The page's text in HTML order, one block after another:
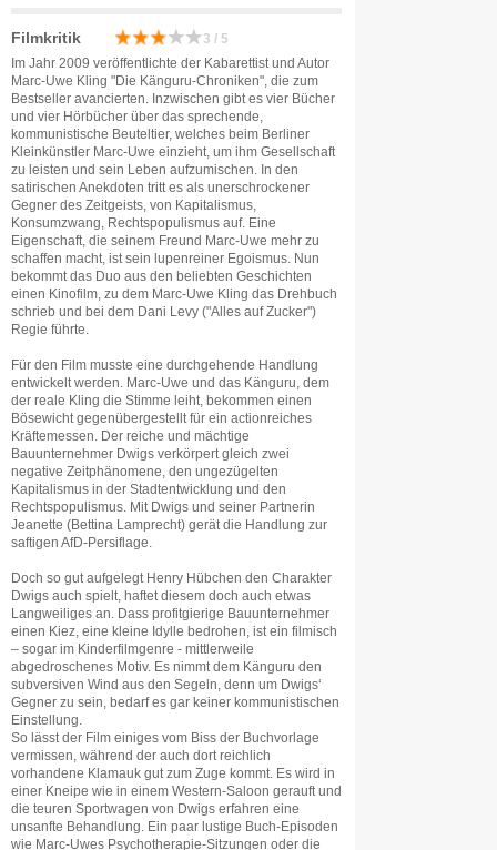
Filmkritik 3 / 5
Im Jahr 2009 veröffentlichte der Kabarettist und Autor
Marc-Uwe Kling "Die Känguru-Chroniken", die zum
Bestseller avancierten. Inzwischen gibt es vier Bücher
und vier Hörbücher über das sprechende,
kommunistische Beuteltier, welches beim Berliner
Kleinkünstler Marc-Uwe einzieht, um ihm Gesellschaft
zu leisten und sein Leben aufzumischen. In den
satirischen Anekdoten tritt es als unerschrockener
Gegner des Zeitgeists, von Kapitalismus,
Konsumzwang, Rechtspopulismus auf. Eine
Eigenschaft, die seinem Freund Marc-Uwe mehr zu
schaffen macht, ist sein lupenreiner Egoismus. Nun
bekommt das Duo aus den beliebten Geschichten
einen Kinofilm, zu dem Marc-Uwe Kling das Drehbuch
schrieb und bei dem Dani Levy ("Alles auf Zucker")
Regie führte.
Für den Film musste eine durchgehende Handlung
entwickelt werden. Marc-Uwe und das Känguru, dem
der reale Kling die Stimme leiht, bekommen einen
Bösewicht gegenübergestellt für ein actionreiches
Kräftemessen. Der reiche und mächtige
Bauunternehmer Dwigs verkörpert gleich zwei
negative Zeitphänomene, den ungezügelten
Kapitalismus in der Stadtentwicklung und den
Rechtspopulismus. Mit Dwigs und seiner Partnerin
Jeanette (Bettina Lamprecht) gerät die Handlung zur
saftigen AfD-Persiflage.
Doch so gut aufgelegt Henry Hübchen den Charakter
Dwigs auch spielt, haftet diesem doch auch etwas
Langweiliges an. Dass profitgierige Bauunternehmer
einen Kiez, eine kleine Idylle bedrohen, ist ein filmisch
– sogar im Kinderfilmgenre - mittlerweile
abgedroschenes Motiv. Es nimmt dem Känguru den
subversiven Wind aus den Segeln, denn um Dwigs‘
Gegner zu sein, bedarf es gar keiner kommunistischen
Einstellung.
So lässt der Film einiges vom Biss der Buchvorlage
vermissen, während der auch dort reichlich
vorhandene Klamauk gut zum Zuge kommt. Es wird in
einer Kneipe wie in einem Western-Saloon gerauft und
die teuren Sportwagen von Dwigs erfahren eine
unsanfte Behandlung. Ein paar lustige Buch-Episoden
wie Marc-Uwes Psychotherapie-Sitzungen oder die